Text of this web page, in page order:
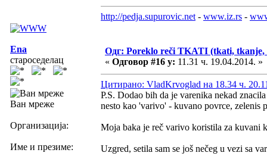
http://pedja.supurovic.net - www.iz.rs -
Ena
староседелац
Ван мреже
Организација:
Име и презиме:
Одг: Poreklo reči TKATI (tkati, tkanje,
« Одговор #16 у: 11.31 ч. 19.04.2014. »
Цитирано: VladKrvoglad на 18.34 ч.
P.S. Dodao bih da je varenika nekad
nesto kao 'varivo' - kuvano povrce, zelenis
Moja baka je reč varivo koristila za kuvani
Uzgred, setila sam se još nečeg u vezi sa